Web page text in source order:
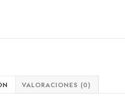
VALORACIONES (0)